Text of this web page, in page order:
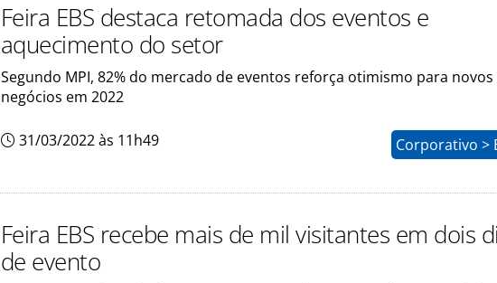
Feira EBS destaca retomada dos eventos e
aquecimento do setor
Segundo MPI, 82% do mercado de eventos reforça otimismo para novos
negócios em 2022
31/03/2022 às 11h49 Corporativo >
Feira EBS recebe mais de mil visitantes em dois
de evento